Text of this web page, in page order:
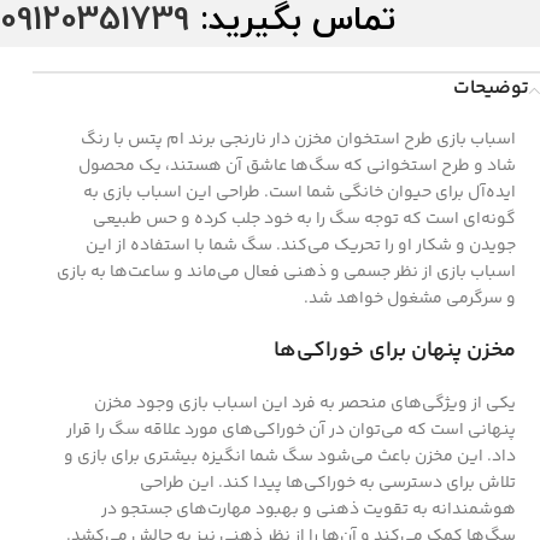
تماس بگیرید: 09120351739
توضیحات
اسباب بازی طرح استخوان مخزن دار نارنجی برند ام پتس با رنگ
شاد و طرح استخوانی که سگ‌ها عاشق آن هستند، یک محصول
ایده‌آل برای حیوان خانگی شما است. طراحی این اسباب بازی به
گونه‌ای است که توجه سگ را به خود جلب کرده و حس طبیعی
جویدن و شکار او را تحریک می‌کند. سگ شما با استفاده از این
اسباب بازی از نظر جسمی و ذهنی فعال می‌ماند و ساعت‌ها به بازی
و سرگرمی مشغول خواهد شد.
مخزن پنهان برای خوراکی‌ها
یکی از ویژگی‌های منحصر به فرد این اسباب بازی وجود مخزن
پنهانی است که می‌توان در آن خوراکی‌های مورد علاقه سگ را قرار
داد. این مخزن باعث می‌شود سگ شما انگیزه بیشتری برای بازی و
تلاش برای دسترسی به خوراکی‌ها پیدا کند. این طراحی
هوشمندانه به تقویت ذهنی و بهبود مهارت‌های جستجو در